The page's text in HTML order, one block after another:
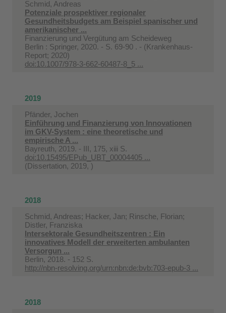
Schmid, Andreas
Potenziale prospektiver regionaler
Gesundheitsbudgets am Beispiel spanischer und
amerikanischer ...
Finanzierung und Vergütung am Scheideweg
Berlin : Springer, 2020. - S. 69-90 . - (Krankenhaus-
Report; 2020)
doi:10.1007/978-3-662-60487-8_5 ...
2019
Pfänder, Jochen
Einführung und Finanzierung von Innovationen
im GKV-System : eine theoretische und
empirische A ...
Bayreuth, 2019. - III, 175, xiii S.
doi:10.15495/EPub_UBT_00004405 ...
(Dissertation, 2019, )
2018
Schmid, Andreas; Hacker, Jan; Rinsche, Florian;
Distler, Franziska
Intersektorale Gesundheitszentren : Ein
innovatives Modell der erweiterten ambulanten
Versorgun ...
Berlin, 2018. - 152 S.
http://nbn-resolving.org/urn:nbn:de:bvb:703-epub-3 ...
2018